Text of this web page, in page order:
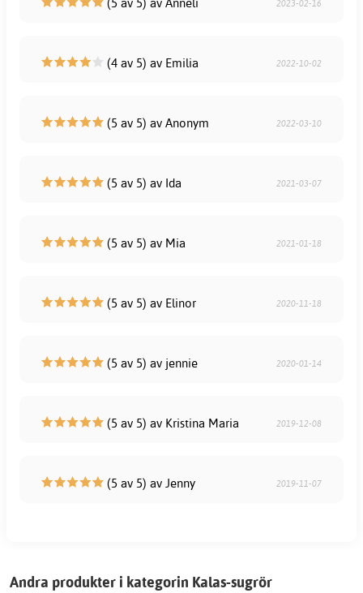
2023-02-16
(4 av 5) av Emilia 2022-10-02
(5 av 5) av Anonym 2022-03-10
(5 av 5) av Ida 2021-03-07
(5 av 5) av Mia 2021-01-18
(5 av 5) av Elinor 2020-11-18
(5 av 5) av jennie 2020-01-14
(5 av 5) av Kristina Maria 2019-12-08
(5 av 5) av Jenny 2019-11-07
Andra produkter i kategorin Kalas-sugrör